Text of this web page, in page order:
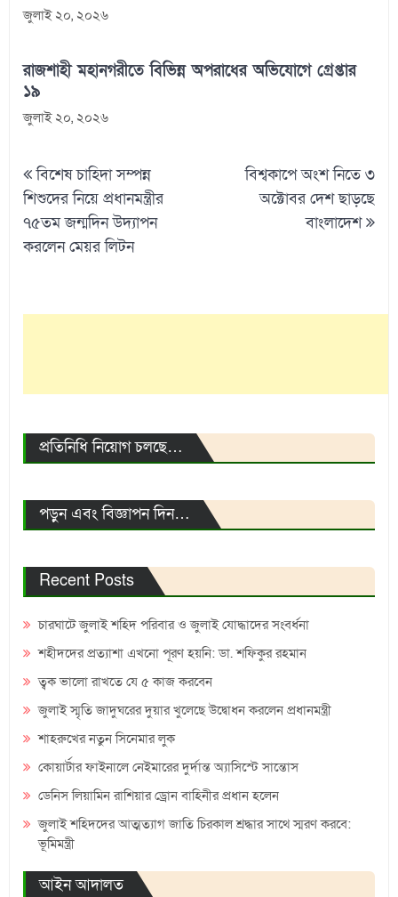
জুলাই ২০, ২০২৬
রাজশাহী মহানগরীতে বিভিন্ন অপরাধের অভিযোগে গ্রেপ্তার
১৯
জুলাই ২০, ২০২৬
Post
navigation
বিশেষ চাহিদা সম্পন্ন
শিশুদের নিয়ে প্রধানমন্ত্রীর
৭৫তম জন্মদিন উদ্যাপন
করলেন মেয়র লিটন
বিশ্বকাপে অংশ নিতে ৩
অক্টোবর দেশ ছাড়ছে
বাংলাদেশ
প্রতিনিধি নিয়োগ চলছে…
পড়ুন এবং বিজ্ঞাপন দিন…
Recent Posts
চারঘাটে জুলাই শহিদ পরিবার ও জুলাই যোদ্ধাদের সংবর্ধনা
শহীদদের প্রত্যাশা এখনো পূরণ হয়নি: ডা. শফিকুর রহমান
ত্বক ভালো রাখতে যে ৫ কাজ করবেন
জুলাই স্মৃতি জাদুঘরের দুয়ার খুলেছে উদ্বোধন করলেন প্রধানমন্ত্রী
শাহরুখের নতুন সিনেমার লুক
কোয়ার্টার ফাইনালে নেইমারের দুর্দান্ত অ্যাসিস্টে সান্তোস
ডেনিস লিয়ামিন রাশিয়ার ড্রোন বাহিনীর প্রধান হলেন
জুলাই শহিদদের আত্মত্যাগ জাতি চিরকাল শ্রদ্ধার সাথে স্মরণ করবে:
ভূমিমন্ত্রী
আইন আদালত